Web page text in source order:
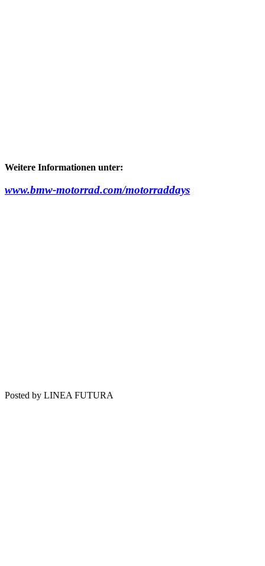
Weitere Informationen unter:
www.bmw-motorrad.com/motorraddays
Posted by LINEA FUTURA